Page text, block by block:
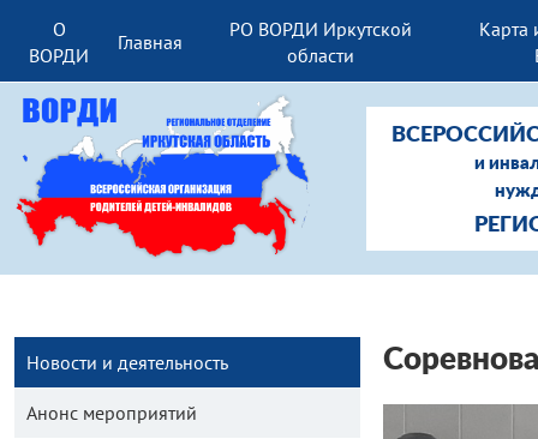
О
ВОРДИ
Главная
РО ВОРДИ Иркутской
области
Карта
и
Новости и деятельность
Анонс мероприятий